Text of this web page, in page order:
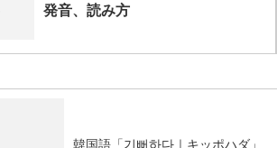
発音、読み方
韓国語「기뻐하다｜キッポハダ」